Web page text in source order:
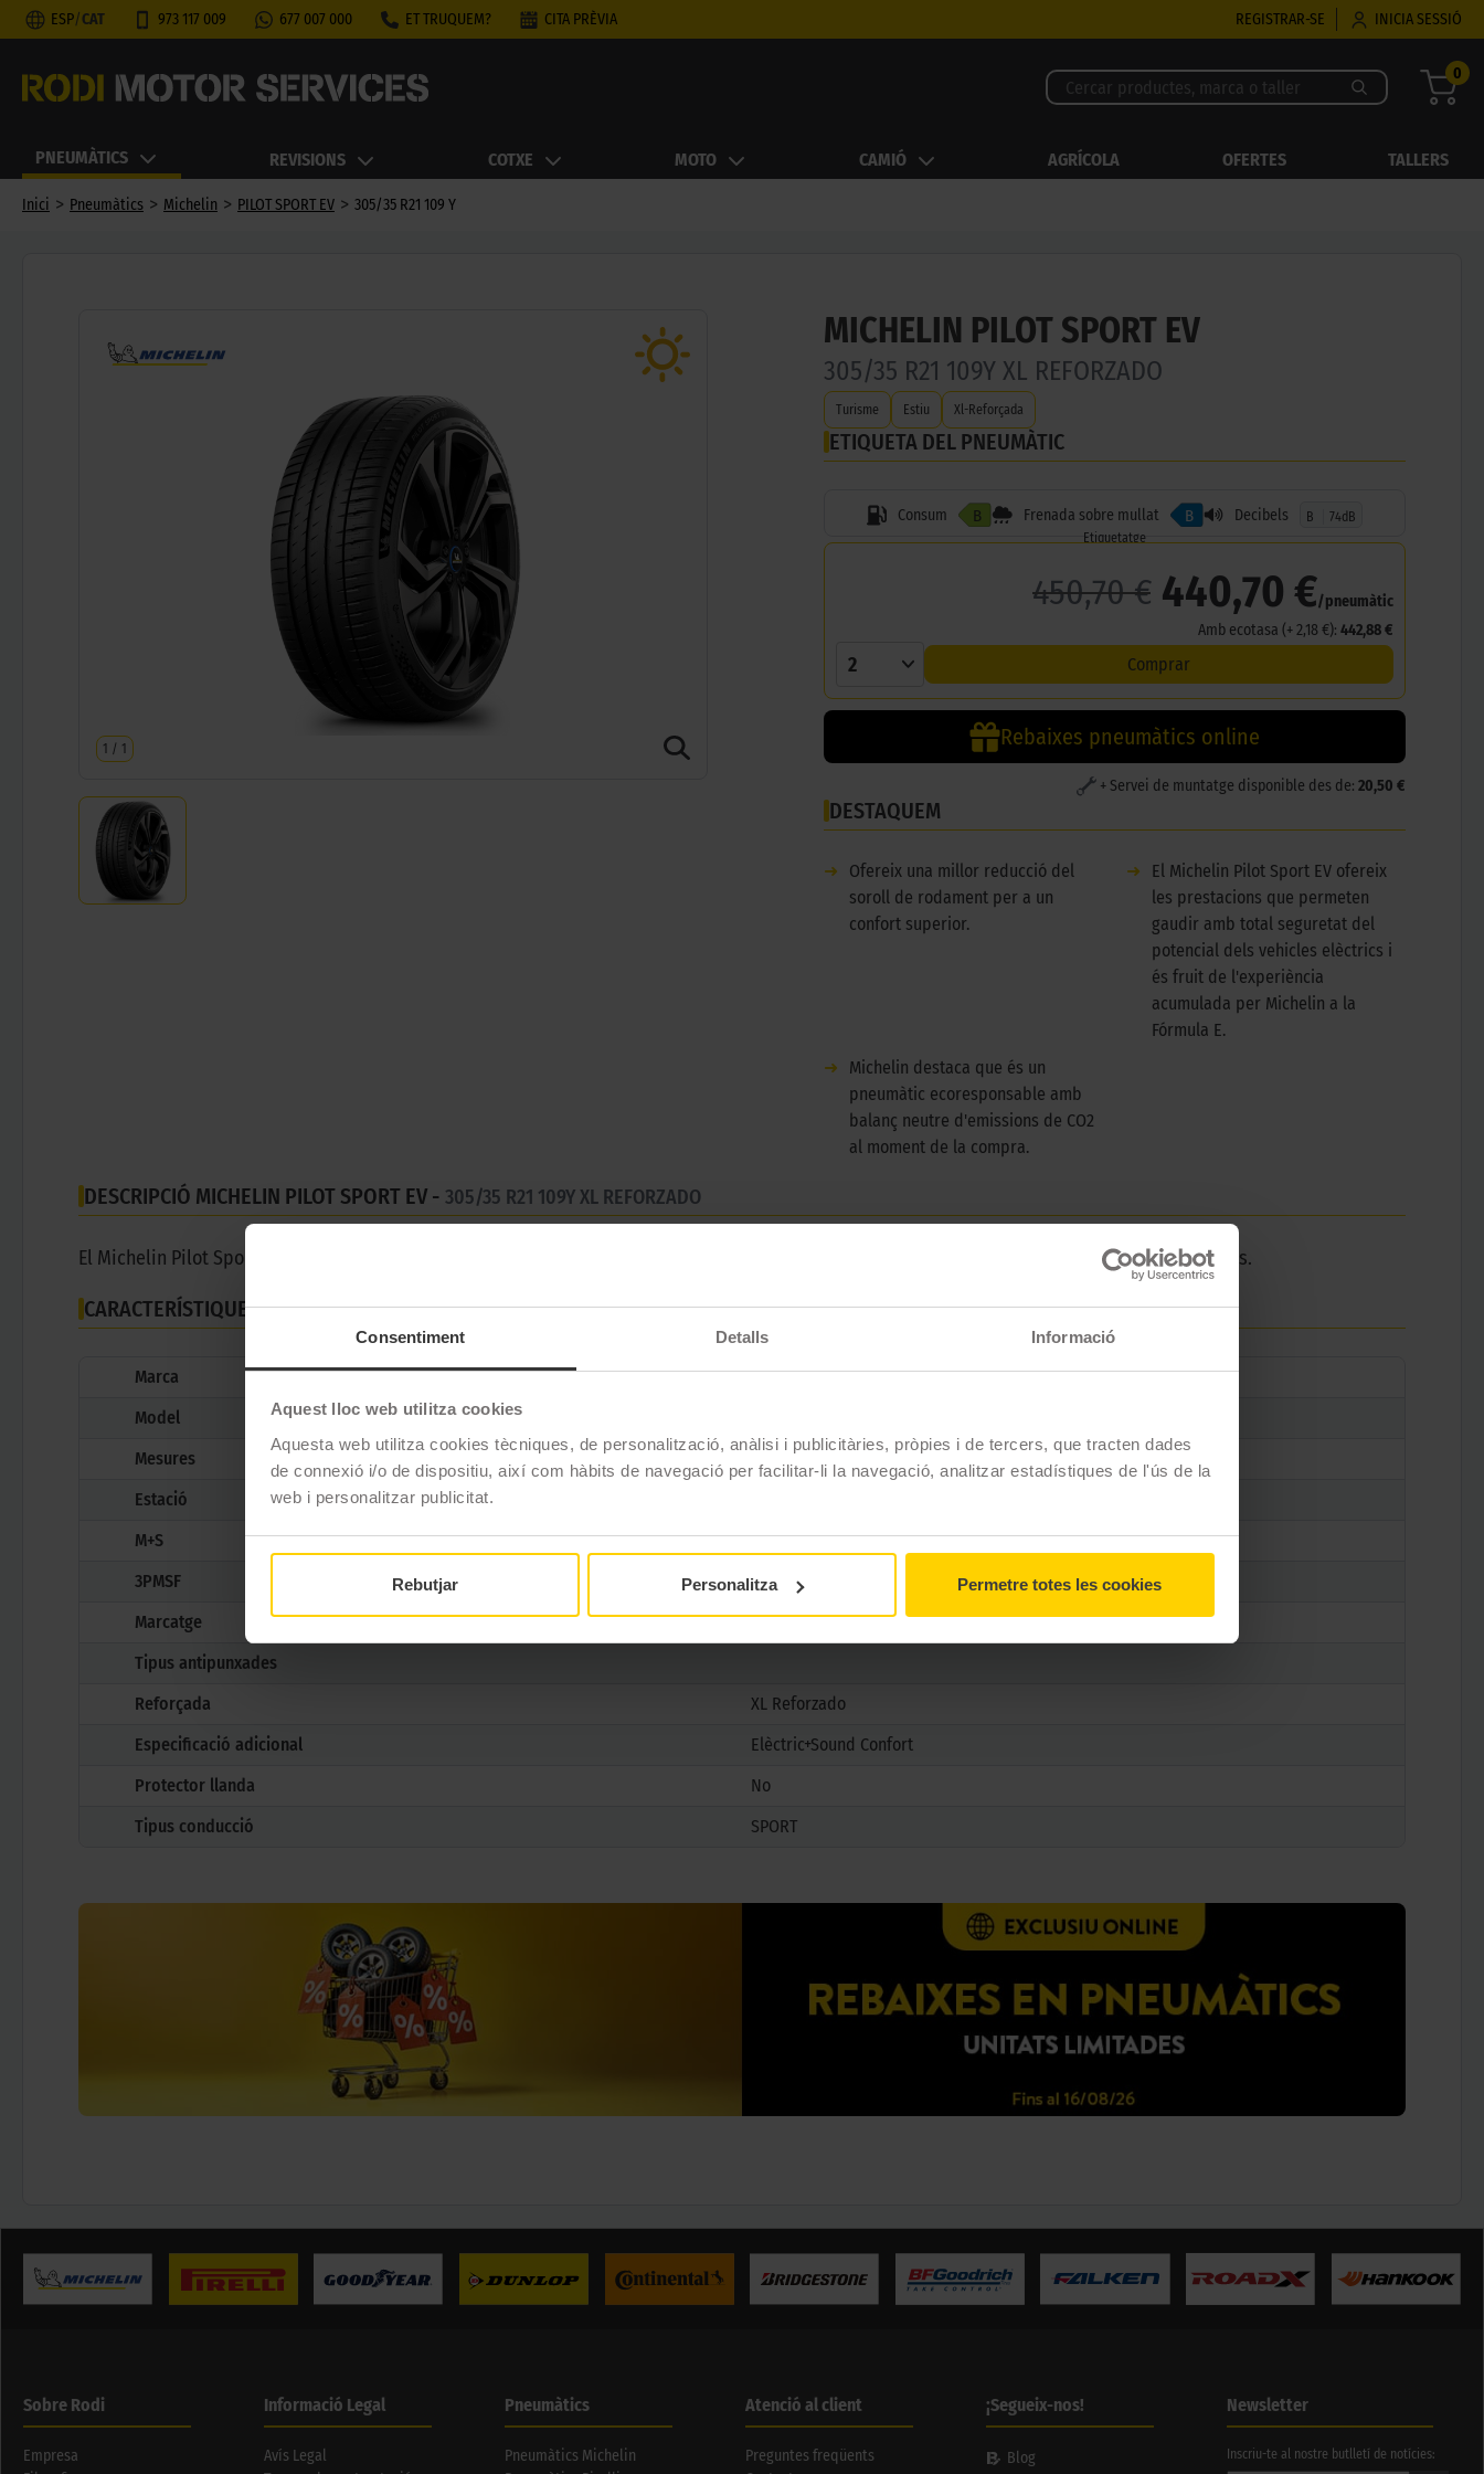
Consentiment Detalls Informació
Aquest lloc web utilitza cookies
Aquesta web utilitza cookies tècniques, de personalització, anàlisi i publicitàries, pròpies i de tercers, que tracten dades
de connexió i/o de dispositiu, així com hàbits de navegació per facilitar-li la navegació, analitzar estadístiques de l'ús de la
web i personalitzar publicitat.
Rebutjar Personalitza Permetre totes les cookies
ESP/CAT 973 117 009 677 007 000 ET TRUQUEM? CITA PRÈVIA REGISTRAR-SE INICIA SESSIÓ
0
PNEUMÀTICS REVISIONS COTXE MOTO CAMIÓ AGRÍCOLA OFERTES TALLERS
Inici > Pneumàtics > Michelin > PILOT SPORT EV > 305/35 R21 109 Y
1 / 1
MICHELIN PILOT SPORT EV
305/35 R21 109Y XL REFORZADO
Turisme Estiu Xl-Reforçada
ETIQUETA DEL PNEUMÀTIC
Consum B Frenada sobre mullat B Decibels B
74dB
Etiquetatge
450,70 € 440,70 €/pneumàtic
Amb ecotasa (+ 2,18 €): 442,88 €
2 Comprar
Rebaixes pneumàtics online
+ Servei de muntatge disponible des de: 20,50 €
DESTAQUEM
➜
Ofereix una millor reducció del
soroll de rodament per a un
confort superior.
➜
El Michelin Pilot Sport EV ofereix
les prestacions que permeten
gaudir amb total seguretat del
potencial dels vehicles elèctrics i
és fruit de l'experiència
acumulada per Michelin a la
Fórmula E.
➜
Michelin destaca que és un
pneumàtic ecoresponsable amb
balanç neutre d'emissions de CO2
al moment de la compra.
DESCRIPCIÓ MICHELIN PILOT SPORT EV - 305/35 R21 109Y XL REFORZADO
El Michelin Pilot Sport EV (Electric Vehícle) és un pneumàtic de la gamma Pilot Sport dissenyat específicament per a vehicles esportius elèctrics.
CARACTERÍSTIQUES TÈCNIQUES
Marca
Michelin
Model
Mesures
305/35 R21 109 Y
Estació
M+S
No
3PMSF
No
Marcatge
Tipus antipunxades
Reforçada
XL Reforzado
Especificació adicional
Elèctric+Sound Confort
Protector llanda
No
Tipus conducció
SPORT
Sobre Rodi
Empresa
Informació Legal
Avís Legal
Pneumàtics
Pneumàtics Michelin
Atenció al client
Preguntes freqüents
¡Segueix-nos!
Blog
Newsletter
Inscriu-te al nostre butlletí de notícies: